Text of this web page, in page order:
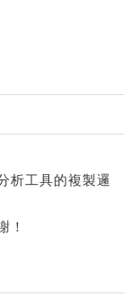
析工具的複製邏
！